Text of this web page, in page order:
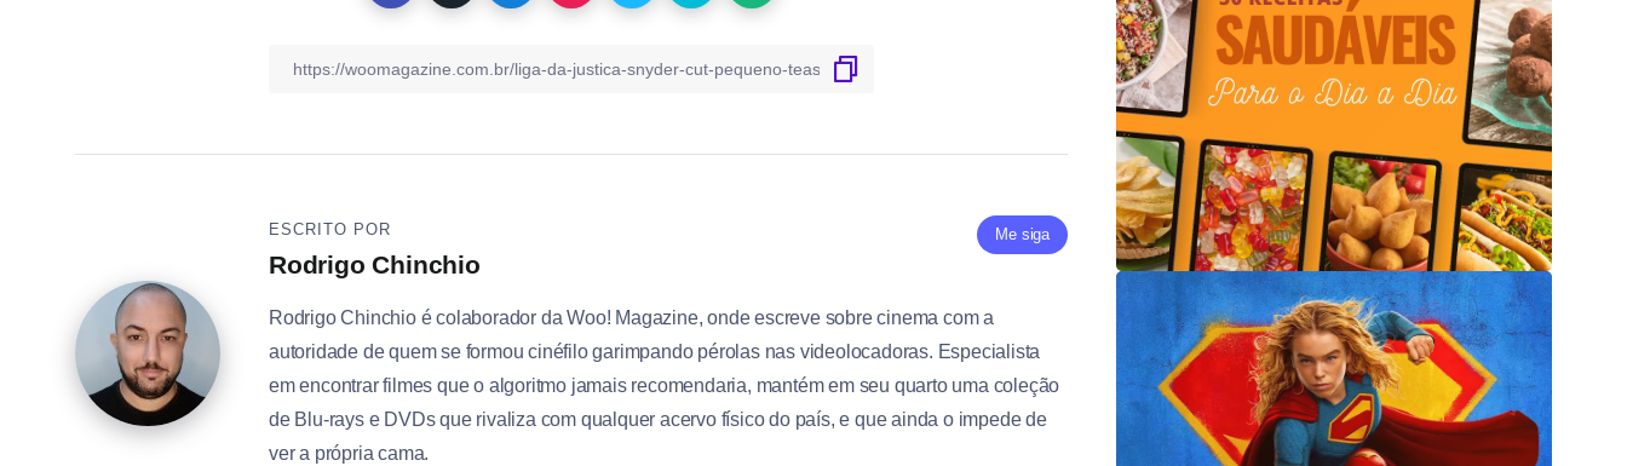
Me siga
ESCRITO POR
Rodrigo Chinchio
Rodrigo Chinchio é colaborador da Woo! Magazine, onde escreve sobre cinema com a
autoridade de quem se formou cinéfilo garimpando pérolas nas videolocadoras. Especialista
em encontrar filmes que o algoritmo jamais recomendaria, mantém em seu quarto uma coleção
de Blu-rays e DVDs que rivaliza com qualquer acervo físico do país, e que ainda o impede de
ver a própria cama.